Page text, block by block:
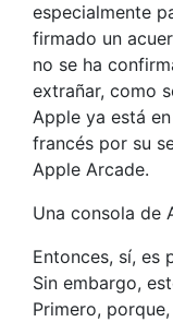
especialmente
firmado un
no se ha
extrañar, como
Apple ya está
francés por su
Apple Arcade.
Una consola de
Entonces, sí, es
Sin embargo,
Primero,